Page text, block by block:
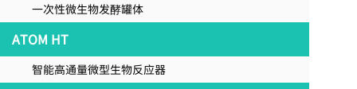
一次性微生物发酵罐体
ATOM HT
智能高通量微型生物反应器